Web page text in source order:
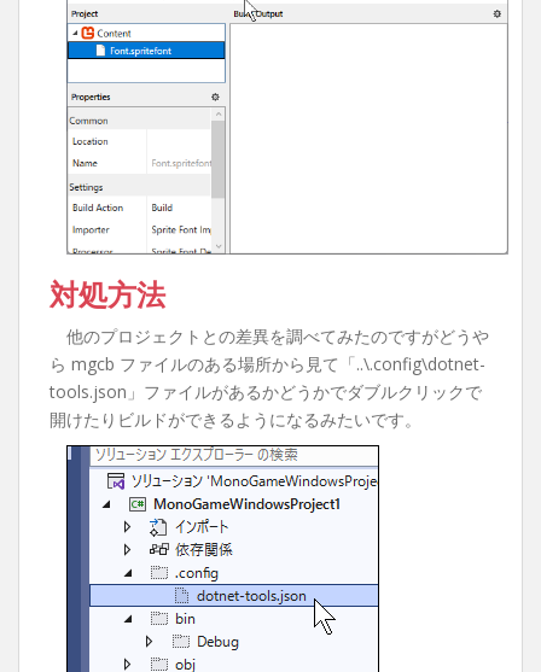
対処方法
他のプロジェクトとの差異を調べてみたのですがどうや
ら mgcb ファイルのある場所から見て「..\.config\dotnet-
tools.json」ファイルがあるかどうかでダブルクリックで
開けたりビルドができるようになるみたいです。